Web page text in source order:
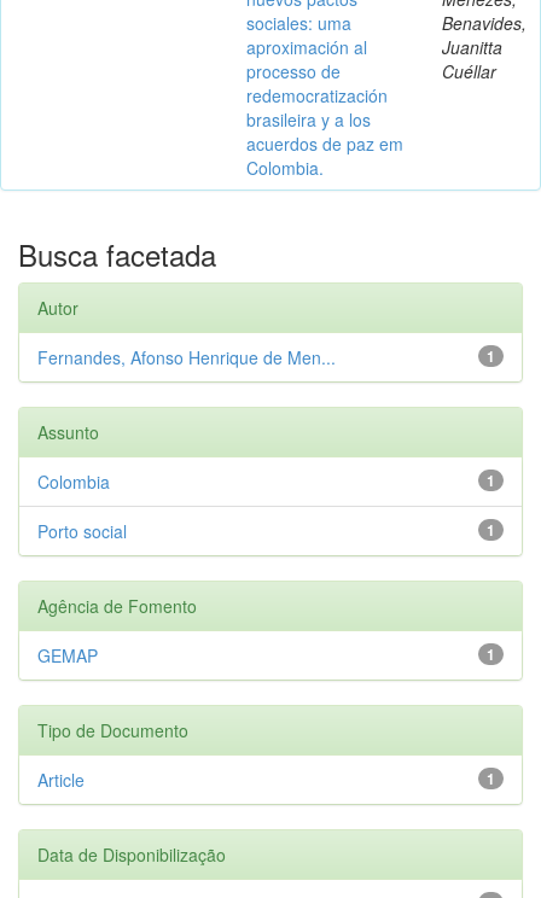
sociales: uma
aproximación al
processo de
redemocratización
brasileira y a los
acuerdos de paz em
Colombia.
Benavides,
Juanitta
Cuéllar
Busca facetada
Autor
1
Fernandes, Afonso Henrique de Men...
Assunto
1
Colombia
1
Porto social
Agência de Fomento
1
GEMAP
Tipo de Documento
1
Article
Data de Disponibilização